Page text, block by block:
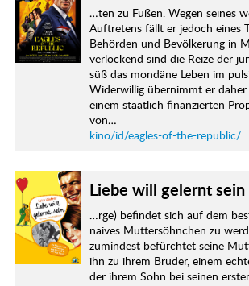
…ten zu Füßen. Wegen seines
Auftretens fällt er jedoch eines
Behörden und Bevölkerung in
verlockend sind die Reize der
süß das mondäne Leben im
Widerwillig übernimmt er
einem staatlich finanzierten
von…
kino/id/eagles-of-the-republic/
Liebe will gelernt sein
…rge) befindet sich auf dem
naives Muttersöhnchen zu
zumindest befürchtet seine
ihn zu ihrem Bruder, einem
der ihrem Sohn bei seinen